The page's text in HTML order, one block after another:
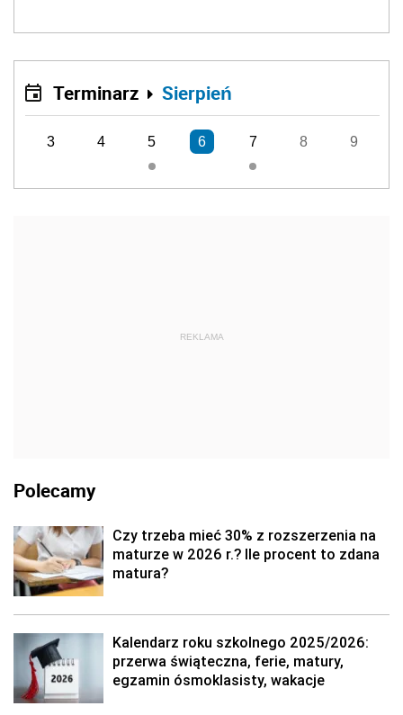
Terminarz Sierpień
3 4 5 6 7 8 9
REKLAMA
Polecamy
Czy trzeba mieć 30% z rozszerzenia na
maturze w 2026 r.? Ile procent to zdana
matura?
Kalendarz roku szkolnego 2025/2026:
przerwa świąteczna, ferie, matury,
egzamin ósmoklasisty, wakacje